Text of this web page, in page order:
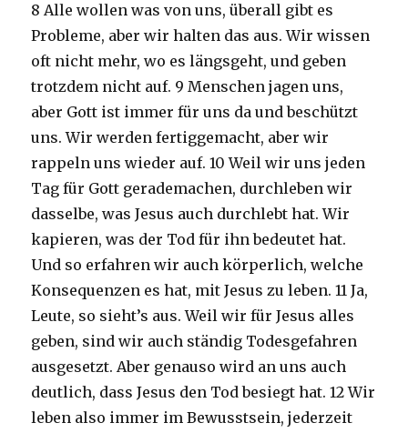
8 Alle wollen was von uns, überall gibt es
Probleme, aber wir halten das aus. Wir wissen
oft nicht mehr, wo es längsgeht, und geben
trotzdem nicht auf. 9 Menschen jagen uns,
aber Gott ist immer für uns da und beschützt
uns. Wir werden fertiggemacht, aber wir
rappeln uns wieder auf. 10 Weil wir uns jeden
Tag für Gott gerademachen, durchleben wir
dasselbe, was Jesus auch durchlebt hat. Wir
kapieren, was der Tod für ihn bedeutet hat.
Und so erfahren wir auch körperlich, welche
Konsequenzen es hat, mit Jesus zu leben. 11 Ja,
Leute, so sieht’s aus. Weil wir für Jesus alles
geben, sind wir auch ständig Todesgefahren
ausgesetzt. Aber genauso wird an uns auch
deutlich, dass Jesus den Tod besiegt hat. 12 Wir
leben also immer im Bewusstsein, jederzeit